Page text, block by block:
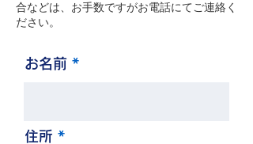
合などは、お手数ですがお電話にてご連絡く
ださい。
お名前
住所